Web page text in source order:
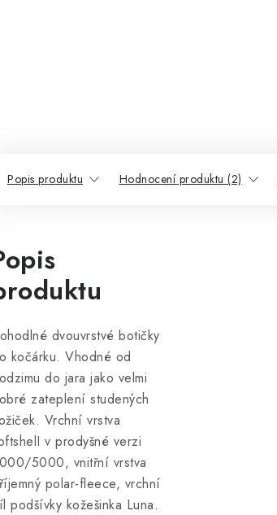
Popis produktu Hodnocení produktu (2)
dvouvrstvé botičky
kočárku. Vhodné od
do jara jako velmi
zateplení studených
Vrchní vrstva
v prodyšné verzi
5000, vnitřní vrstva
polar-fleece, vrchní
podšívky kožešinka Luna.